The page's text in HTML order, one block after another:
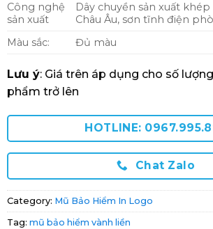
Công nghệ
sản xuất
Dây chuyền sản xuất
Châu Âu, sơn tĩnh điện
Màu sắc:
Đủ màu
Lưu ý: Giá trên áp dụng cho số
phẩm trở lên
HOTLINE:
Chat Zalo
Category: Mũ Bảo Hiểm In Logo
Tag: mũ bảo hiểm vành liền